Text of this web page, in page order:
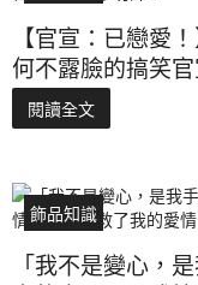
【官宣：已戀愛
何不露臉的搞笑
閱讀全文
飾品知識
「我不是變心，